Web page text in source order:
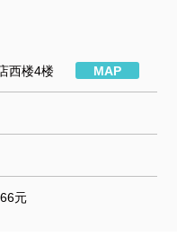
西楼4楼 MAP
元